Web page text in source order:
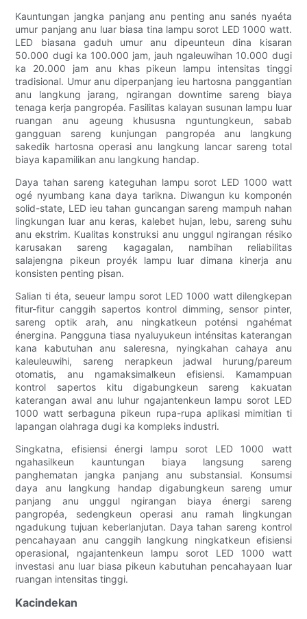
Kauntungan jangka panjang anu penting anu sanés nyaéta
umur panjang anu luar biasa tina lampu sorot LED 1000 watt.
LED biasana gaduh umur anu dipeunteun dina kisaran
50.000 dugi ka 100.000 jam, jauh ngaleuwihan 10.000 dugi
ka 20.000 jam anu khas pikeun lampu intensitas tinggi
tradisional. Umur anu diperpanjang ieu hartosna panggantian
anu langkung jarang, ngirangan downtime sareng biaya
tenaga kerja pangropéa. Fasilitas kalayan susunan lampu luar
ruangan anu ageung khususna nguntungkeun, sabab
gangguan sareng kunjungan pangropéa anu langkung
sakedik hartosna operasi anu langkung lancar sareng total
biaya kapamilikan anu langkung handap.
Daya tahan sareng kateguhan lampu sorot LED 1000 watt
ogé nyumbang kana daya tarikna. Diwangun ku komponén
solid-state, LED ieu tahan guncangan sareng mampuh nahan
lingkungan luar anu keras, kalebet hujan, lebu, sareng suhu
anu ekstrim. Kualitas konstruksi anu unggul ngirangan résiko
karusakan sareng kagagalan, nambihan reliabilitas
salajengna pikeun proyék lampu luar dimana kinerja anu
konsisten penting pisan.
Salian ti éta, seueur lampu sorot LED 1000 watt dilengkepan
fitur-fitur canggih sapertos kontrol dimming, sensor pinter,
sareng optik arah, anu ningkatkeun poténsi ngahémat
énergina. Pangguna tiasa nyaluyukeun inténsitas katerangan
kana kabutuhan anu saleresna, nyingkahan cahaya anu
kaleuleuwihi, sareng nerapkeun jadwal hurung/pareum
otomatis, anu ngamaksimalkeun efisiensi. Kamampuan
kontrol sapertos kitu digabungkeun sareng kakuatan
katerangan awal anu luhur ngajantenkeun lampu sorot LED
1000 watt serbaguna pikeun rupa-rupa aplikasi mimitian ti
lapangan olahraga dugi ka kompleks industri.
Singkatna, efisiensi énergi lampu sorot LED 1000 watt
ngahasilkeun kauntungan biaya langsung sareng
panghematan jangka panjang anu substansial. Konsumsi
daya anu langkung handap digabungkeun sareng umur
panjang anu unggul ngirangan biaya énergi sareng
pangropéa, sedengkeun operasi anu ramah lingkungan
ngadukung tujuan keberlanjutan. Daya tahan sareng kontrol
pencahayaan anu canggih langkung ningkatkeun efisiensi
operasional, ngajantenkeun lampu sorot LED 1000 watt
investasi anu luar biasa pikeun kabutuhan pencahayaan luar
ruangan intensitas tinggi.
Kacindekan